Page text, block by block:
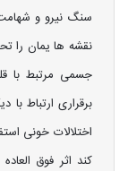
سنگ نیرو و
نقشه ها یمان را
جسمی مرتبط با
برقراری ارتباط
اختلالات خونی
کند اثر فوق